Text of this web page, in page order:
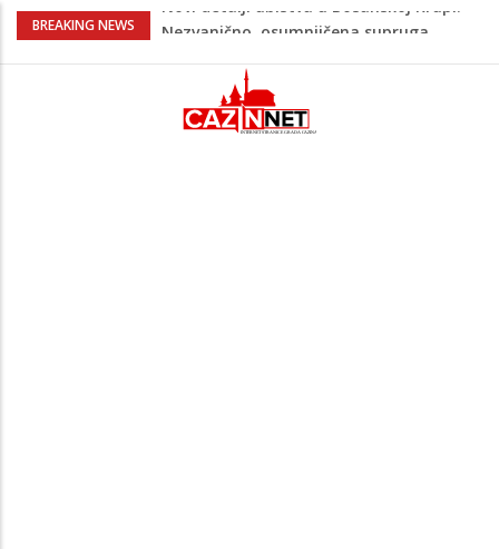
BREAKING NEWS
Na Ahiret preselila Bešić (rođ. Blažević)
Na Ahiret preselio ŠUPUK (Refik) ŠEFIK
Evo koje države su zasad za, a koje
protiv Infantina na izborima: Srbija i